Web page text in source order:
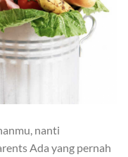
nanti
Ada yang pernah